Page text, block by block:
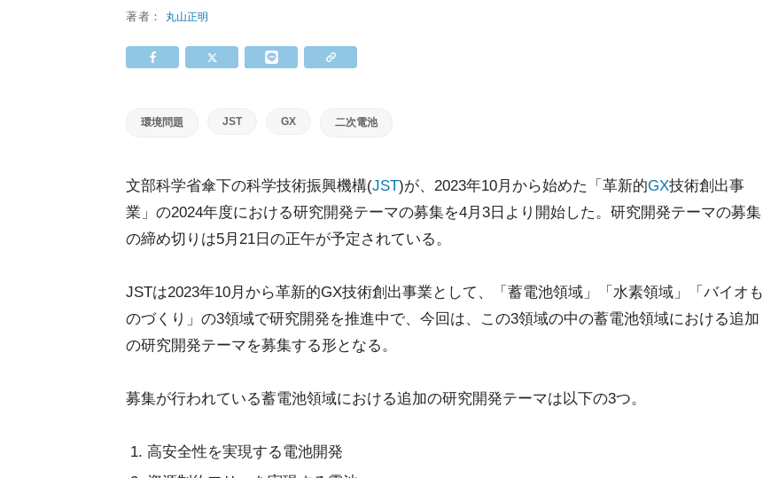
著者： 丸山正明
環境問題 JST GX 二次電池
文部科学省傘下の科学技術振興機構(JST)が、2023年10月から始めた「革新的GX技術創出事
業」の2024年度における研究開発テーマの募集を4月3日より開始した。研究開発テーマの募集
の締め切りは5月21日の正午が予定されている。
JSTは2023年10月から革新的GX技術創出事業として、「蓄電池領域」「水素領域」「バイオも
のづくり」の3領域で研究開発を推進中で、今回は、この3領域の中の蓄電池領域における追加
の研究開発テーマを募集する形となる。
募集が行われている蓄電池領域における追加の研究開発テーマは以下の3つ。
高安全性を実現する電池開発